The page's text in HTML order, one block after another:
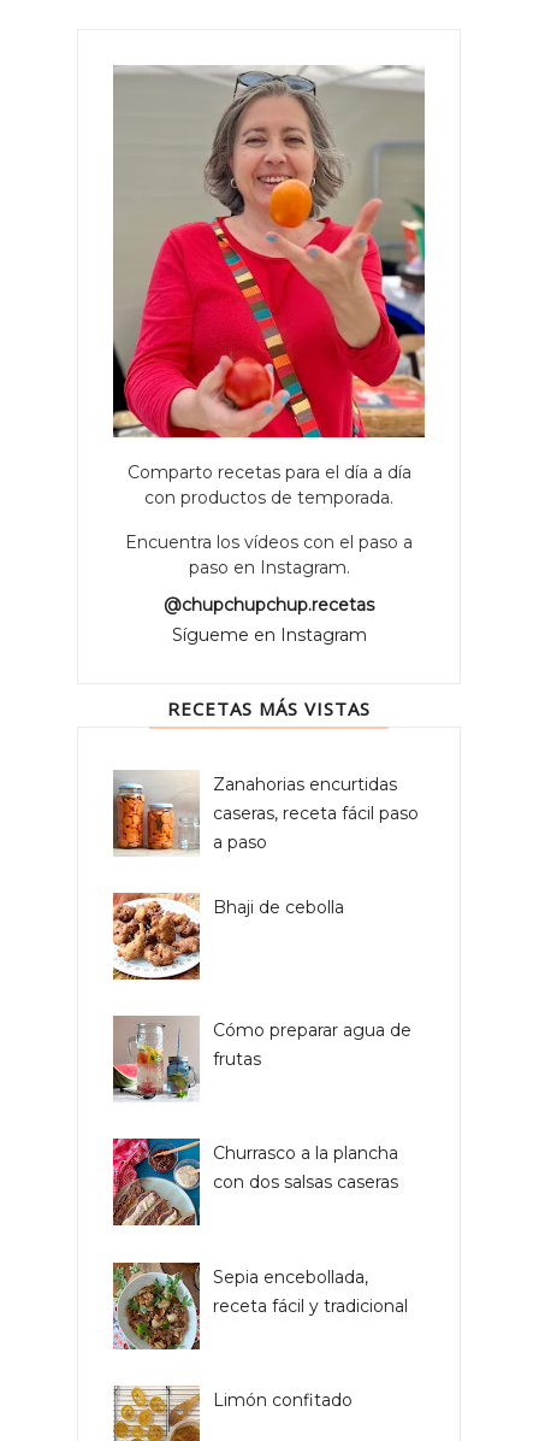
Comparto recetas para el día a día
con productos de temporada.
Encuentra los vídeos con el paso a
paso en Instagram.
@chupchupchup.recetas
Sígueme en Instagram
RECETAS MÁS VISTAS
Zanahorias encurtidas
caseras, receta fácil paso
a paso
Bhaji de cebolla
Cómo preparar agua de
frutas
Churrasco a la plancha
con dos salsas caseras
Sepia encebollada,
receta fácil y tradicional
Limón confitado